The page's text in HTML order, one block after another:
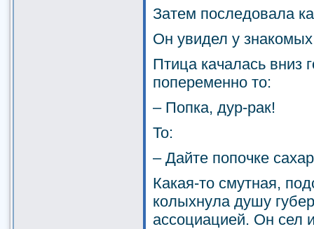
Затем последовала
Он увидел у знакомых
Птица качалась вниз
попеременно то:
– Попка, дур-рак!
То:
– Дайте попочке
Какая-то смутная,
колыхнула душу
ассоциацией. Он сел